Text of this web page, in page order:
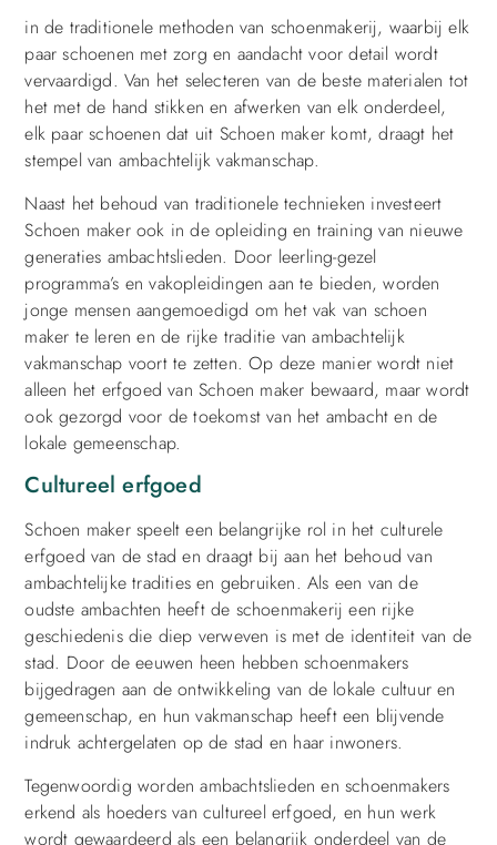
in de traditionele methoden van schoenmakerij, waarbij elk
paar schoenen met zorg en aandacht voor detail wordt
vervaardigd. Van het selecteren van de beste materialen tot
het met de hand stikken en afwerken van elk onderdeel,
elk paar schoenen dat uit Schoen maker komt, draagt het
stempel van ambachtelijk vakmanschap.
Naast het behoud van traditionele technieken investeert
Schoen maker ook in de opleiding en training van nieuwe
generaties ambachtslieden. Door leerling-gezel
programma’s en vakopleidingen aan te bieden, worden
jonge mensen aangemoedigd om het vak van schoen
maker te leren en de rijke traditie van ambachtelijk
vakmanschap voort te zetten. Op deze manier wordt niet
alleen het erfgoed van Schoen maker bewaard, maar wordt
ook gezorgd voor de toekomst van het ambacht en de
lokale gemeenschap.
Cultureel erfgoed
Schoen maker speelt een belangrijke rol in het culturele
erfgoed van de stad en draagt bij aan het behoud van
ambachtelijke tradities en gebruiken. Als een van de
oudste ambachten heeft de schoenmakerij een rijke
geschiedenis die diep verweven is met de identiteit van de
stad. Door de eeuwen heen hebben schoenmakers
bijgedragen aan de ontwikkeling van de lokale cultuur en
gemeenschap, en hun vakmanschap heeft een blijvende
indruk achtergelaten op de stad en haar inwoners.
Tegenwoordig worden ambachtslieden en schoenmakers
erkend als hoeders van cultureel erfgoed, en hun werk
wordt gewaardeerd als een belangrijk onderdeel van de